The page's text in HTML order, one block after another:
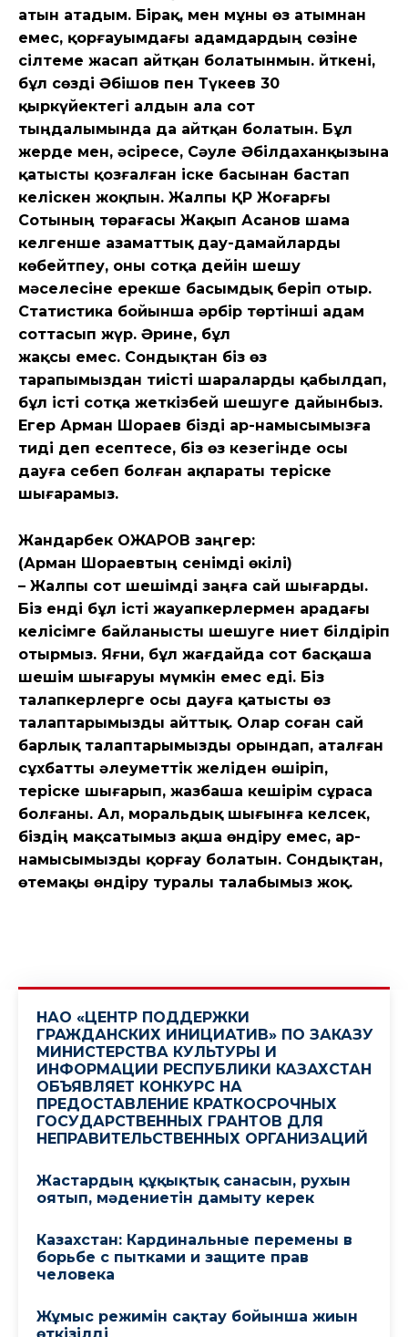
атын атадым. Бірақ, мен мұны өз атымнан
емес, қорғауымдағы адамдардың сөзіне
сілтеме жасап айтқан болатынмын. Өйткені,
бұл сөзді Әбішов пен Түкеев 30
қыркүйектегі алдын ала сот
тыңдалымында да айтқан болатын. Бұл
жерде мен, әсіресе, Сәуле Әбілдаханқызына
қатысты қозғалған іске басынан бастап
келіскен жоқпын. Жалпы ҚР Жоғарғы
Сотының төрағасы Жақып Асанов шама
келгенше азаматтық дау-дамайларды
көбейтпеу, оны сотқа дейін шешу
мәселесіне ерекше басымдық беріп отыр.
Статистика бойынша әрбір төртінші адам
соттасып жүр. Әрине, бұл
жақсы емес. Сондықтан біз өз
тарапымыздан тиісті шараларды қабылдап,
бұл істі сотқа жеткізбей шешуге дайынбыз.
Егер Арман Шораев бізді ар-намысымызға
тиді деп есептесе, біз өз кезегінде осы
дауға себеп болған ақпараты теріске
шығарамыз.
Жандарбек ОЖАРОВ заңгер:
(Арман Шораевтың сенімді өкілі)
– Жалпы сот шешімді заңға сай шығарды.
Біз енді бұл істі жауапкерлермен арадағы
келісімге байланысты шешуге ниет білдіріп
отырмыз. Яғни, бұл жағдайда сот басқаша
шешім шығаруы мүмкін емес еді. Біз
талапкерлерге осы дауға қатысты өз
талаптарымызды айттық. Олар соған сай
барлық талаптарымызды орындап, аталған
сұхбатты әлеуметтік желіден өшіріп,
теріске шығарып, жазбаша кешірім сұраса
болғаны. Ал, моральдық шығынға келсек,
біздің мақсатымыз ақша өндіру емес, ар-
намысымызды қорғау болатын. Сондықтан,
өтемақы өндіру туралы талабымыз жоқ.
НАО «ЦЕНТР ПОДДЕРЖКИ
ГРАЖДАНСКИХ ИНИЦИАТИВ» ПО ЗАКАЗУ
МИНИСТЕРСТВА КУЛЬТУРЫ И
ИНФОРМАЦИИ РЕСПУБЛИКИ КАЗАХСТАН
ОБЪЯВЛЯЕТ КОНКУРС НА
ПРЕДОСТАВЛЕНИЕ КРАТКОСРОЧНЫХ
ГОСУДАРСТВЕННЫХ ГРАНТОВ ДЛЯ
НЕПРАВИТЕЛЬСТВЕННЫХ ОРГАНИЗАЦИЙ
Жастардың құқықтық санасын, рухын
оятып, мәдениетін дамыту керек
Казахстан: Кардинальные перемены в
борьбе с пытками и защите прав
человека
Жұмыс режимін сақтау бойынша жиын